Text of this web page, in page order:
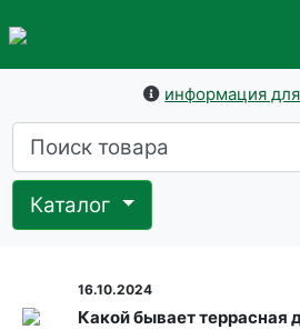
информация
Каталог
16.10.2024
Какой бывает террасная